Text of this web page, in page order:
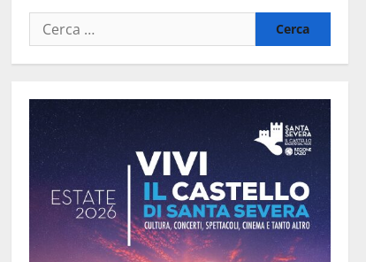
Ricerca
per: